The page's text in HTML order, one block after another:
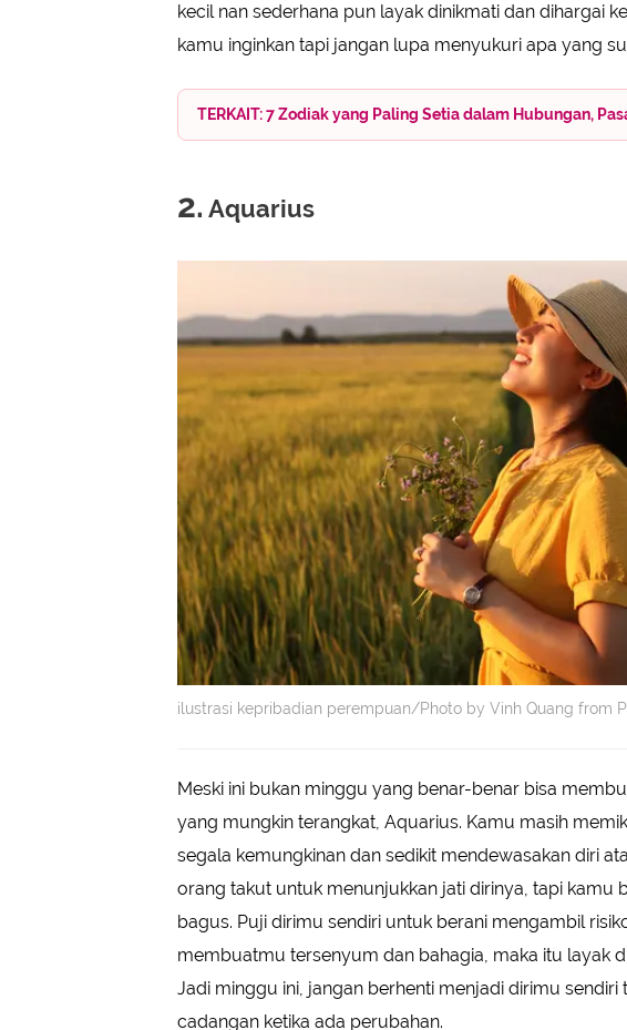
kecil nan sederhana pun layak dinikmati dan dihargai
kamu inginkan tapi jangan lupa menyukuri apa yang
TERKAIT: 7 Zodiak yang Paling Setia dalam Hubungan,
2. Aquarius
ilustrasi kepribadian perempuan/Photo by Vinh Quang from
Meski ini bukan minggu yang benar-benar bisa
yang mungkin terangkat, Aquarius. Kamu masih
segala kemungkinan dan sedikit mendewasakan diri
orang takut untuk menunjukkan jati dirinya, tapi kamu
bagus. Puji dirimu sendiri untuk berani mengambil
membuatmu tersenyum dan bahagia, maka itu layak
Jadi minggu ini, jangan berhenti menjadi dirimu
cadangan ketika ada perubahan.